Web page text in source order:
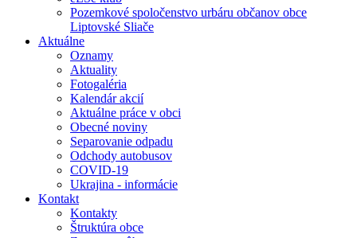
Pozemkové spoločenstvo urbáru občanov obce
Liptovské Sliače
Aktuálne
Oznamy
Aktuality
Fotogaléria
Kalendár akcií
Aktuálne práce v obci
Obecné noviny
Separovanie odpadu
Odchody autobusov
COVID-19
Ukrajina - informácie
Kontakt
Kontakty
Štruktúra obce